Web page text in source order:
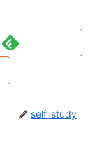
self_study